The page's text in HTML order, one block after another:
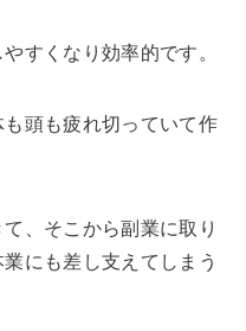
すくなり効率的です。
頭も疲れ切っていて作
、そこから副業に取り
にも差し支えてしまう